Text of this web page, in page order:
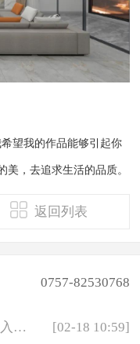
望我的作品能够引起你
，去追求生活的品质。
返回列表
0757-82530768
大理石瓷砖将自然界艺术美感注入家居空间 [02-18 10:59]